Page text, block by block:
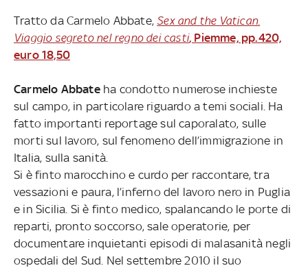
Tratto da Carmelo Abbate,Sex and the Vatican.
Viaggio segreto nel regno dei casti, Piemme, pp.420,
euro 18,50
Carmelo Abbate ha condotto numerose inchieste
sul campo, in particolare riguardo a temi sociali. Ha
fatto importanti reportage sul caporalato, sulle
morti sul lavoro, sul fenomeno dell’immigrazione in
Italia, sulla sanità.
Si è finto marocchino e curdo per raccontare, tra
vessazioni e paura, l’inferno del lavoro nero in Puglia
e in Sicilia. Si è finto medico, spalancando le porte di
reparti, pronto soccorso, sale operatorie, per
documentare inquietanti episodi di malasanità negli
ospedali del Sud. Nel settembre 2010 il suo